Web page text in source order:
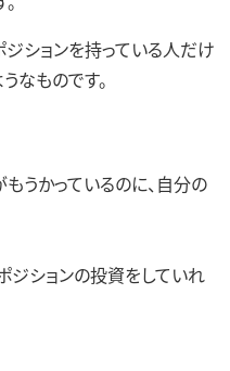
ションを持っている人だけ
なものです。
うかっているのに、自分の
ジションの投資をしていれ